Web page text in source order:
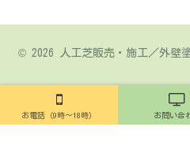
© 2026 人工芝販売・施工／外壁
お電話（9時～18時） お問い合